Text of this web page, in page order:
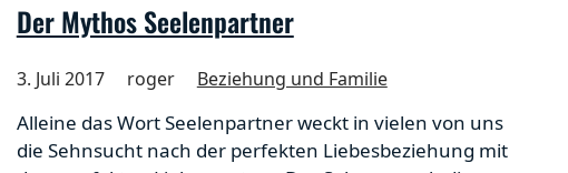
Der Mythos Seelenpartner
3. Juli 2017 roger Beziehung und Familie
Alleine das Wort Seelenpartner weckt in vielen von uns
die Sehnsucht nach der perfekten Liebesbeziehung mit